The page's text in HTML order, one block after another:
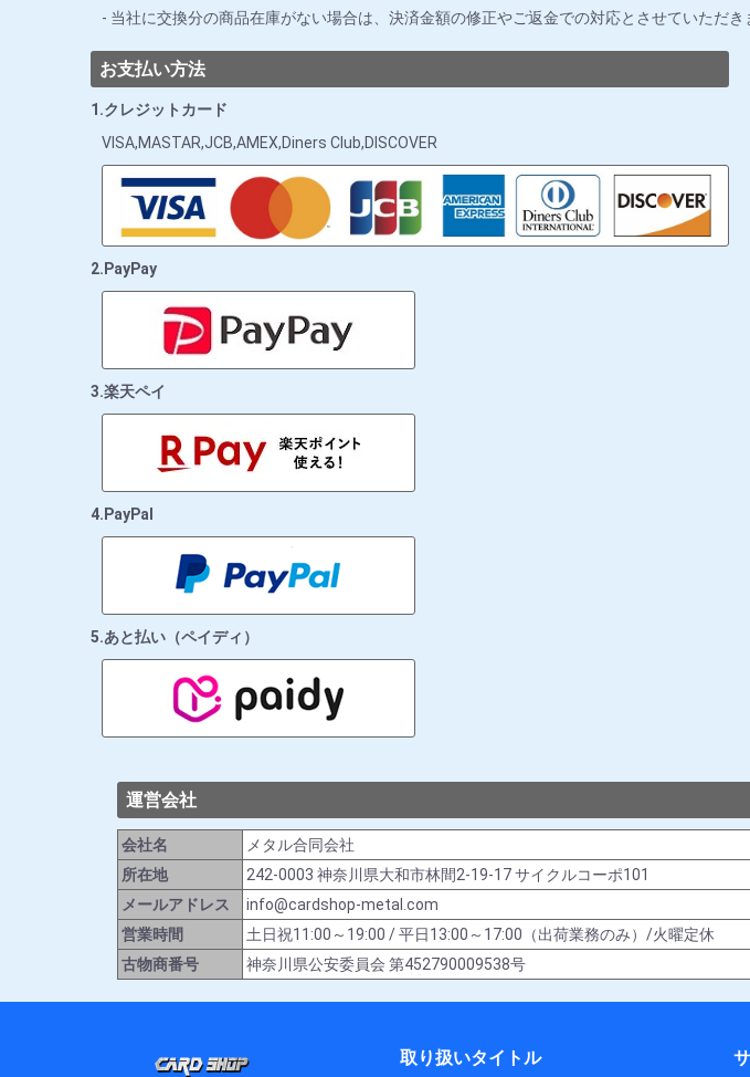
当社に交換分の商品在庫がない場合は、決済金額の修正やご返金での対応とさせていただき
お支払い方法
1.クレジットカード
VISA,MASTAR,JCB,AMEX,Diners Club,DISCOVER
2.PayPay
3.楽天ペイ
4.PayPal
5.あと払い（ペイディ）
運営会社
会社名
メタル合同会社
所在地
242-0003 神奈川県大和市林間2-19-17 サイクルコーポ101
メールアドレス
info@cardshop-metal.com
営業時間
土日祝11:00～19:00 / 平日13:00～17:00（出荷業務のみ）/火曜定休
古物商番号
神奈川県公安委員会 第452790009538号
取り扱いタイトル